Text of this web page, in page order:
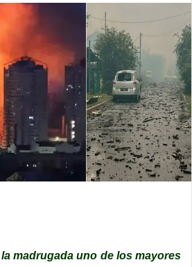
madrugada uno de los mayores